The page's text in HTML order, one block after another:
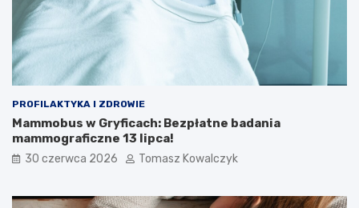
PROFILAKTYKA I ZDROWIE
Mammobus w Gryficach: Bezpłatne badania
mammograficzne 13 lipca!
30 czerwca 2026 Tomasz Kowalczyk